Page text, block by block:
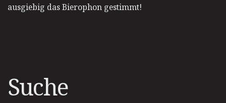
ausgiebig das Bierophon gestimmt!
Suche